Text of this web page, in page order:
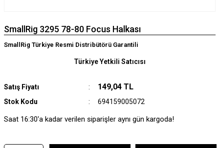
SmallRig 3295 78-80 Focus Halkası
SmallRig Türkiye Resmi Distribütörü Garantili
Satış Fiyatı 149,04 TL
Stok Kodu 694159005072
Türkiye Yetkili Satıcısı
Saat 16:30'a kadar verilen siparişler aynı gün kargoda!